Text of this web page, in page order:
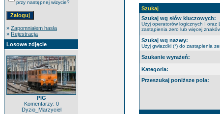
przy następnej wizycie?
» Zapomniałem hasła
» Rejestracja
Losowe zdjęcie
PIG
Komentarzy: 0
Dyzio_Marzyciel
Szukaj
Szukaj wg słów kluczowych:
Użyj operatorów logicznych I oraz
zastąpienia zero lub więcej
Szukaj wg nazwy:
Użyj gwiazdki (*) do zastąpienia
Szukanie wyrażeń:
Kategoria:
Przeszukaj poniższe pola: